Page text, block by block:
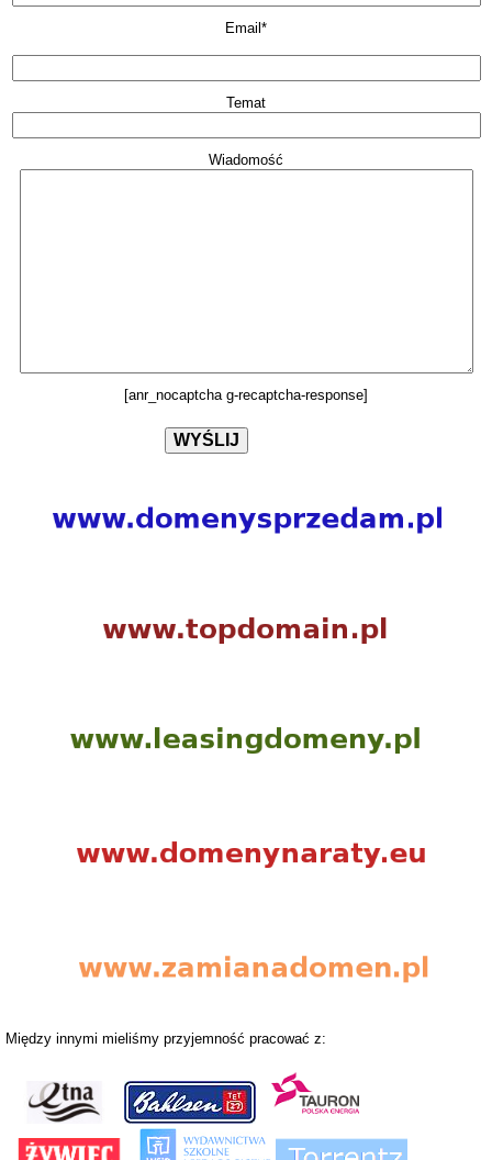
Email*
Temat
Wiadomość
[anr_nocaptcha g-recaptcha-response]
Między innymi mieliśmy przyjemność pracować z: